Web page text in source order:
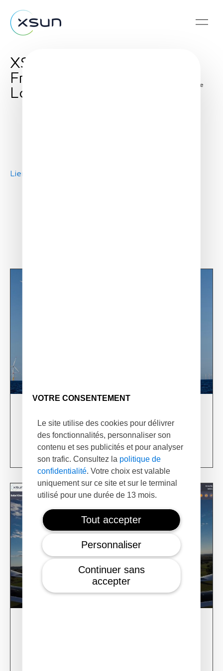
VOTRE CONSENTEMENT
Le site utilise des cookies pour délivrer
des fonctionnalités, personnaliser son
contenu et ses publicités et pour analyser
son trafic. Consultez la politique de
confidentialité. Votre choix est valable
uniquement sur ce site et sur le terminal
utilisé pour une durée de 13 mois.
Tout accepter
Personnaliser
Continuer sans
accepter
XSun : reportage
France 3 Pays de
Loire
Share
Lien Youtube
XSun & TotalEnergies on prospection mission in
USA
Learn more